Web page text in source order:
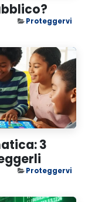
Proteggervi
3
Proteggervi